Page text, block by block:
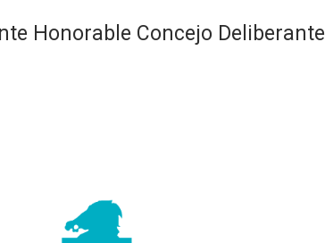
Honorable Concejo Deliberante